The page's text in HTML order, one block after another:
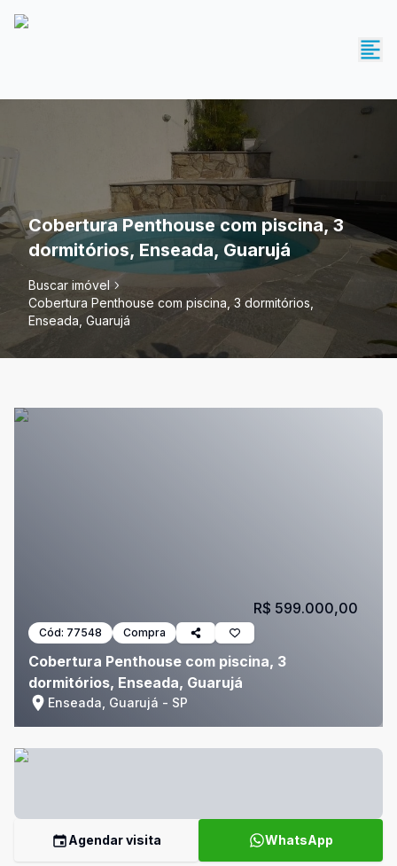
Cobertura Penthouse com piscina, 3
dormitórios, Enseada, Guarujá
Buscar imóvel
Cobertura Penthouse com piscina, 3 dormitórios,
Enseada, Guarujá
Cód: 77548 Compra
Cobertura Penthouse com piscina, 3
dormitórios, Enseada, Guarujá
Enseada, Guarujá - SP
R$ 599.000,00
Agendar visita WhatsApp